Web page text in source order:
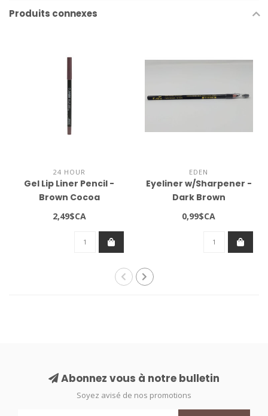
Produits connexes
24 HOUR
Gel Lip Liner Pencil -
Brown Cocoa
2,49$CA
EDEN
Eyeliner w/Sharpener -
Dark Brown
0,99$CA
Abonnez vous à notre bulletin
Soyez avisé de nos promotions